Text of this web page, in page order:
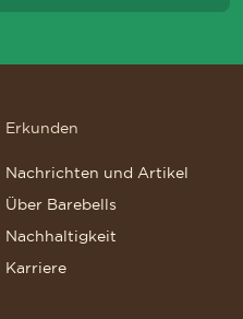
Erkunden
Nachrichten und Artikel
Über Barebells
Nachhaltigkeit
Karriere